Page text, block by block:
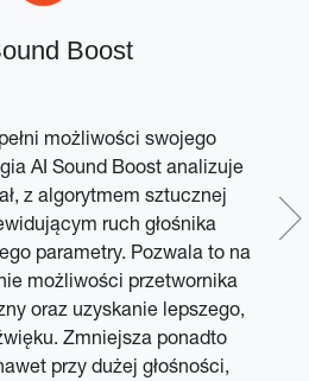
Boost
możliwości swojego
AI Sound Boost analizuje
z algorytmem sztucznej
ruch głośnika
parametry. Pozwala to na
możliwości przetwornika
oraz uzyskanie lepszego,
Zmniejsza ponadto
przy dużej głośności,